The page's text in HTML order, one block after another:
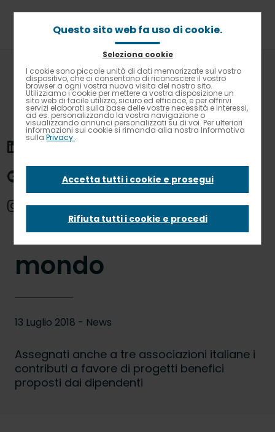
Contrasto elevato
Briciole
pane
Home
News
Elior Group Solidarités premia 14 progetti di volontariato
nel mondo
Elior Group
Solidarités premia
14 progetti di
volontariato nel
mondo
13 Luglio 2018 - News
Assegnati anche a tre associazioni italiane i
contributi a favore di progetti benefici
proposti dai dipendenti
Questo sito web fa uso di cookie.
Seleziona cookie
I cookie sono piccole unità di dati memorizzate sul vostro
dispositivo, che ci consentono di riconoscere il vostro
browser a ogni vostra nuova visita del nostro sito.
Utilizziamo i cookie per mettere a vostra disposizione un
sito web di facile utilizzo, sicuro ed efficace, e per offrirvi
servizi elaborati sulla base delle vostre necessità e interessi,
ad es. personalizzando la vostra navigazione o
visualizzando annunci personalizzati su di voi. Per ulteriori
informazioni sui cookie si rimanda alla nostra Informativa
sullaPrivacy .
Accetta tutti i cookie e prosegui
Rifiuta tutti i cookie e procedi